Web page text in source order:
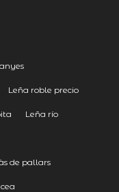
Leña roble precio
Leña río
de pallars